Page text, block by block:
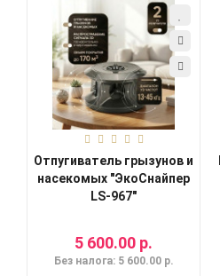
Отпугиватель грызунов и
насекомых "ЭкоСнайпер
LS-967"
5 600.00 р.
Без налога: 5 600.00 р.